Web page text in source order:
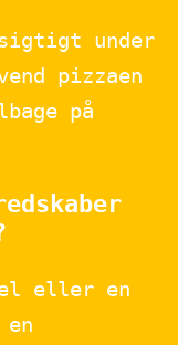
under
pizzaen
på
eller en